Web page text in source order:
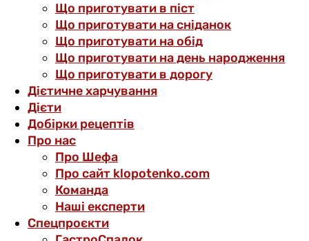
Що приготувати в піст
Що приготувати на сніданок
Що приготувати на обід
Що приготувати на день народження
Що приготувати в дорогу
Дієтичне харчування
Дієти
Добірки рецептів
Про нас
Про Шефа
Про сайт klopotenko.com
Команда
Наші експерти
Спецпроєкти